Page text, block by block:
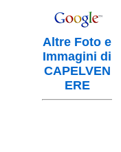
Altre Foto e
Immagini di
CAPELVEN
ERE